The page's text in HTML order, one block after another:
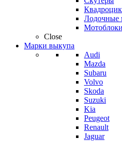
Лодочные
Мотоблоки
Close
Марки выкупа
Audi
Mazda
Subaru
Volvo
Skoda
Suzuki
Kia
Peugeot
Renault
Jaguar